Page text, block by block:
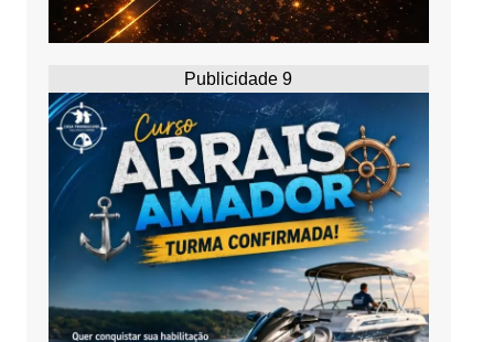
Publicidade 9